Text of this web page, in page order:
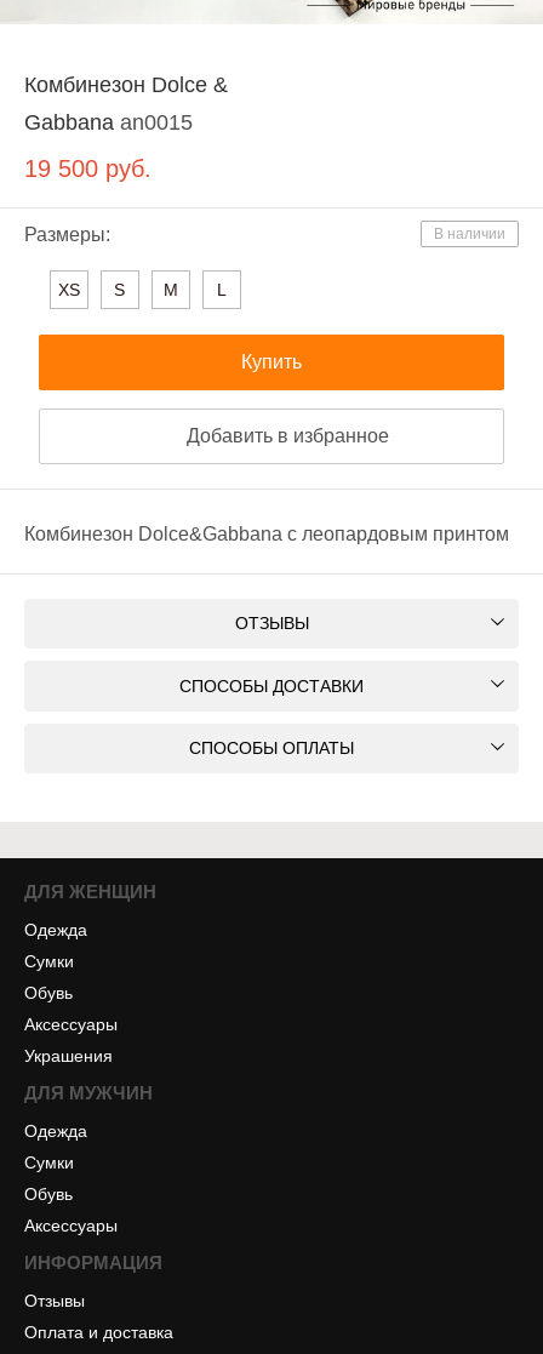
Комбинезон Dolce &
Gabbana an0015
19 500 руб.
В наличии
Размеры:
XS S M L
Купить
Добавить в избранное
Комбинезон Dolce&Gabbana с леопардовым принтом
ОТЗЫВЫ
СПОСОБЫ ДОСТАВКИ
СПОСОБЫ ОПЛАТЫ
ДЛЯ ЖЕНЩИН
Одежда
Сумки
Обувь
Аксессуары
Украшения
ДЛЯ МУЖЧИН
Одежда
Сумки
Обувь
Аксессуары
ИНФОРМАЦИЯ
Отзывы
Оплата и доставка